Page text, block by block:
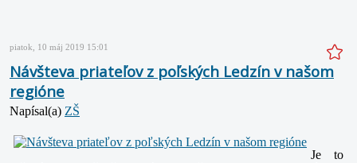
piatok, 10 máj 2019 15:01
Návšteva priateľov z poľských Ledzín v našom
regióne
Napísal(a) ZŠ
Je to